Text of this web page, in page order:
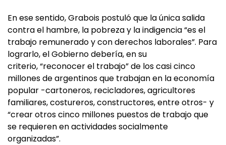
En ese sentido, Grabois postuló que la única salida
contra el hambre, la pobreza y la indigencia “es el
trabajo remunerado y con derechos laborales”. Para
lograrlo, el Gobierno debería, en su
criterio, “reconocer el trabajo” de los casi cinco
millones de argentinos que trabajan en la economía
popular -cartoneros, recicladores, agricultores
familiares, costureros, constructores, entre otros- y
“crear otros cinco millones puestos de trabajo que
se requieren en actividades socialmente
organizadas”.